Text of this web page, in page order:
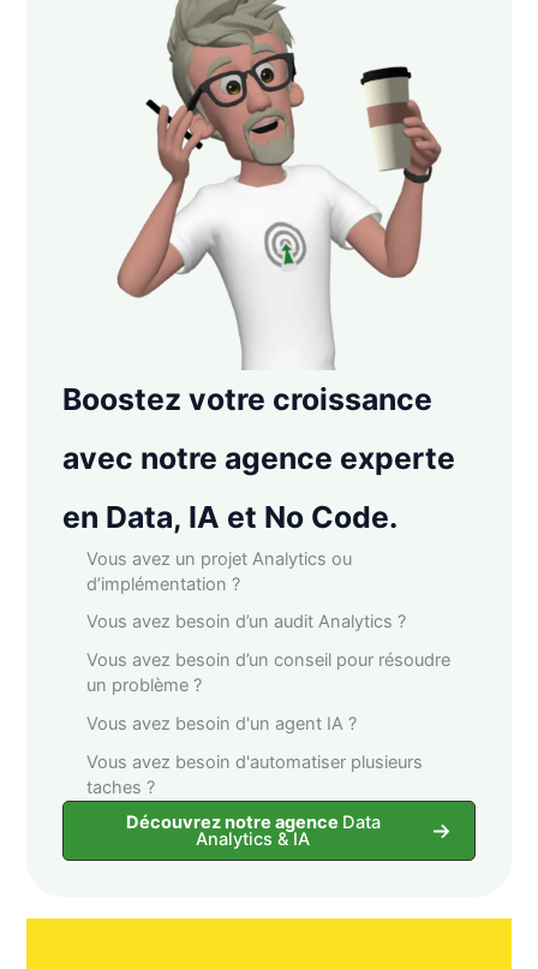
Boostez votre croissance
avec notre agence experte
en Data, IA et No Code.
Vous avez un projet Analytics ou
d’implémentation ?
Vous avez besoin d’un audit Analytics ?
Vous avez besoin d’un conseil pour résoudre
un problème ?
Vous avez besoin d'un agent IA ?
Vous avez besoin d'automatiser plusieurs
taches ?
Découvrez notre agence Data
Analytics & IA